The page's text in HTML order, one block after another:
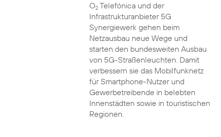
O2Telefónica und der
Infrastrukturanbieter 5G
Synergiewerk gehen beim
Netzausbau neue Wege und
starten den bundesweiten Ausbau
von 5G-Straßenleuchten. Damit
verbessern sie das Mobilfunknetz
für Smartphone-Nutzer und
Gewerbetreibende in belebten
Innenstädten sowie in touristischen
Regionen.